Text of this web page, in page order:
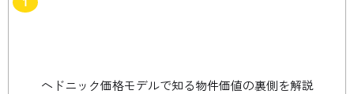
ヘドニック価格モデルで知る物件価値の裏側を解説